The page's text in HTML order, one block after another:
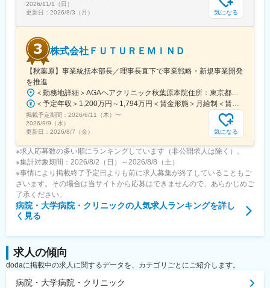
2026/11/1（日）
更新日： 2026/8/3（月） 気になる
株式会社ＦＵＴＵＲＥＭＩＮＤ
【秋葉原】事業統括本部長／理事長直下で事業戦略・新規事業開発
を推進
＜勤務地詳細＞AGAヘアクリニック秋葉原本院住所：東京都千代田区外神田3-12-8 住友不動産秋葉原ビル9F受動喫煙対策：屋内全面禁煙変更の範囲：会社の定める事業所（リモートワーク含む）
＜予定年収＞1,200万円～1,794万円＜賃金形態＞月給制＜賃金内訳＞月額（基本給）：240,000円その他固定手当/月：120,000円～640,000円＜月給＞360,000円～880,000円＜昇給有無＞有＜残業手当＞無＜給与補足＞事業統括本部長級1686万円（1200～1794万円）。全員一律の基本給に5つの手当と+αを組み合わせた金額が報酬となります。賃金はあくまでも目安の金額であり、選考を通じて上下する可能性があります。月給(月額)は固定手当を含めた表記です。
掲載予定期間： 2026/6/11（木） 〜
2026/9/9（水）
更新日： 2026/8/7（金） 気になる
※求人応募数の多い順にランキングしています（非公開求人は除く）。
※集計対象期間：2026/8/2（日）～2026/8/8（土）
※事情により掲載終了予定日よりも前に求人募集が終了していることもご
ざいます。その場合は当サイトから応募はできませんので、あらかじめご
了承ください。
病院・大学病院・クリニックの人気求人ランキングを詳し
く見る
求人の傾向
dodaに掲載中の求人に関するデータを、カテゴリごとにご紹介します。
病院・大学病院・クリニック